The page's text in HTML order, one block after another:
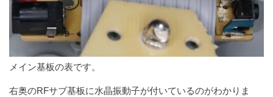
メイン基板の表です。
右奥のRFサブ基板に水晶振動子が付いているのがわかりま